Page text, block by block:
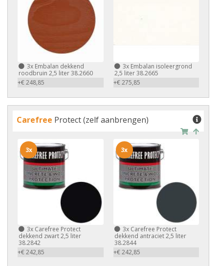
3x Embalan dekkend
roodbruin 2,5 liter 38.2660
+€ 248,85
3xEmbalan isoleergrond
2,5 liter 38.2665
+€ 275,85
Carefree Protect (zelf aanbrengen)
3x Carefree Protect
dekkend zwart 2,5 liter
38.2842
+€ 242,85
3x
3xCarefree Protect
dekkend antraciet 2,5 liter
38.2844
+€ 242,85
3x